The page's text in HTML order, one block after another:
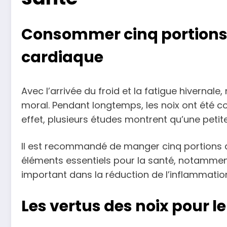
Consommer cinq
cardiaque
Avec l’arrivée du froid et la fatigue
moral. Pendant longtemps, les noix ont été
effet, plusieurs études montrent qu’une
Il est recommandé de manger cinq
éléments essentiels pour la santé,
important dans la réduction de
Les vertus des noix pour